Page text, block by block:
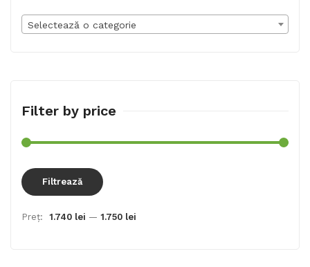
Selectează o categorie
Filter by price
Filtrează
Preț: 1.740 lei — 1.750 lei